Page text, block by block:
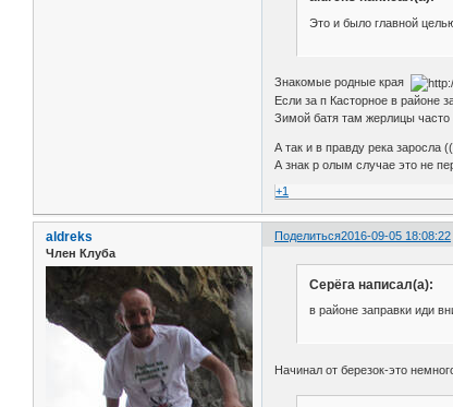
Это и было главной
Знакомые родные края
Если за п Касторное в районе
Зимой батя там жерлицы часто
А так и в правду река заросла
А знак р олым случае это не
+1
Поделиться2016-09-05 18:08:22
aldreks
Член Клуба
Серёга написал(а):
в районе заправки иди
Начинал от березок-это